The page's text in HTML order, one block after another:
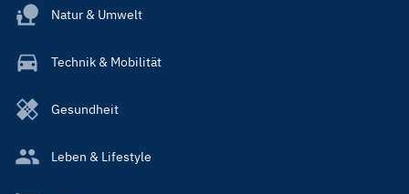
Natur & Umwelt
Technik & Mobilität
Gesundheit
Leben & Lifestyle